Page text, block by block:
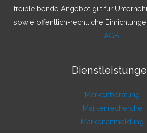
hfreibleibende Angebot gilt für
sowie öffentlich-rechtliche
AGB
Markenberatung
Markenrecherche
Markenanmeldung